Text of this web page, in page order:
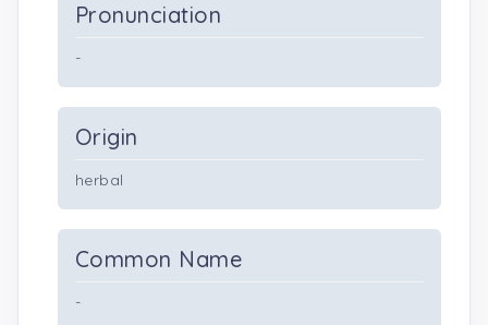
Pronunciation
-
Origin
herbal
Common Name
-